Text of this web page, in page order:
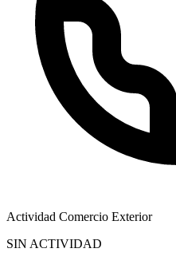
Actividad Comercio Exterior
SIN ACTIVIDAD